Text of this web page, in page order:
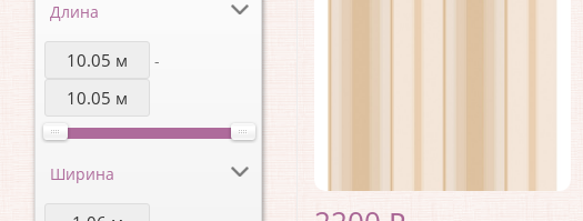
Длина
-
Ширина